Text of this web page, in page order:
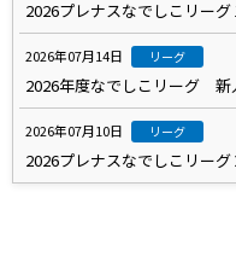
2026プレナスなでしこリー
2026年07月14日 リーグ
2026年度なでしこリーグ 新
2026年07月10日 リーグ
2026プレナスなでしこリー